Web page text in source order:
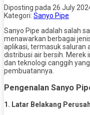
Diposting pada 26 July
Kategori: Sanyo Pipe
Sanyo Pipe adalah salah
menawarkan berbagai
aplikasi, termasuk saluran
distribusi air bersih. Merek
dan teknologi canggih
pembuatannya.
Pengenalan Sanyo
1. Latar Belakang